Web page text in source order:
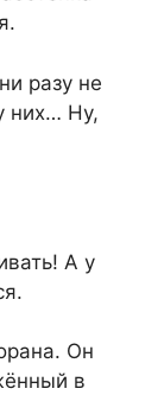
разу не
них… Ну,
А у
Он
в